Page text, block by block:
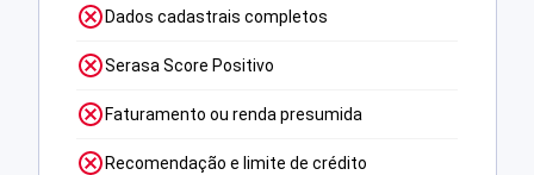
Dados cadastrais completos
Serasa Score Positivo
Faturamento ou renda presumida
Recomendação e limite de crédito